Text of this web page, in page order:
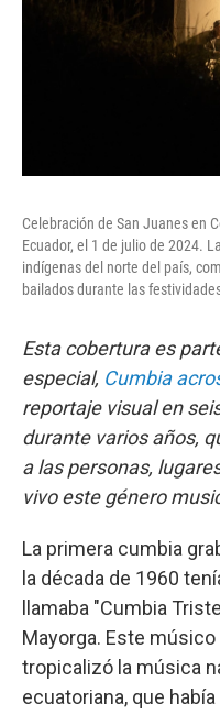
Celebración de San Juanes en
Ecuador, el 1 de julio de 2024.
indígenas del norte del país,
bailados durante las
Esta cobertura es
especial, Cumbia
reportaje visual en
durante varios años,
a las personas,
vivo este género
La primera cumbia
la década de 1960
llamaba "Cumbia
Mayorga. Este músico
tropicalizó la música
ecuatoriana, que